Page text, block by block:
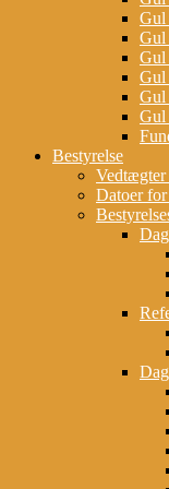
Gul
Gul
Gul
Gul
Gul
Gul
Bestyrelse
Vedtægter
Datoer for